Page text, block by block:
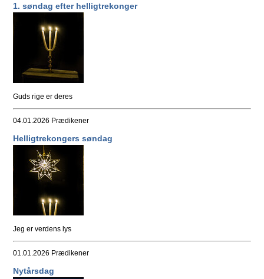
1. søndag efter helligtrekonger
Guds rige er deres
04.01.2026 Prædikener
Helligtrekongers søndag
Jeg er verdens lys
01.01.2026 Prædikener
Nytårsdag